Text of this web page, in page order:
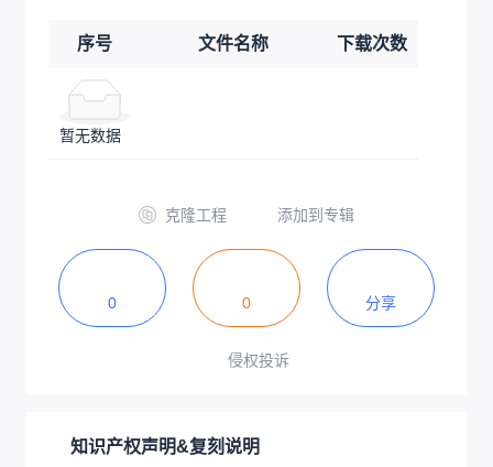
序号 文件名称 下载次数
暂无数据
克隆工程 添加到专辑
0 0 分享
侵权投诉
知识产权声明&复刻说明